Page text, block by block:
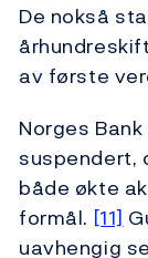
De nokså
av første
Norges
suspendert,
både økte
formål. [11]
uavhengig